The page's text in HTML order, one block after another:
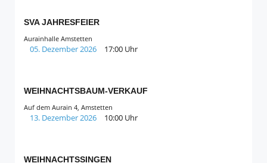
SVA JAHRESFEIER
Aurainhalle Amstetten
05. Dezember 2026 17:00 Uhr
WEIHNACHTSBAUM-VERKAUF
Auf dem Aurain 4, Amstetten
13. Dezember 2026 10:00 Uhr
WEIHNACHTSSINGEN